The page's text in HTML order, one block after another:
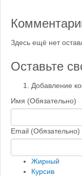
Здесь ещё нет
Оставьте
Добавление
Имя (Обязательно)
Email (Обязательно)
Жирный
Курсив